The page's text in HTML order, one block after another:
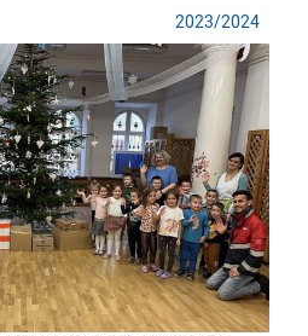
2023/2024